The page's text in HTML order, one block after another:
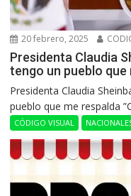
20 febrero, 2025
Presidenta Claudia
tengo un pueblo que
Presidenta Claudia
pueblo que me respalda
CÓDIGO VISUAL